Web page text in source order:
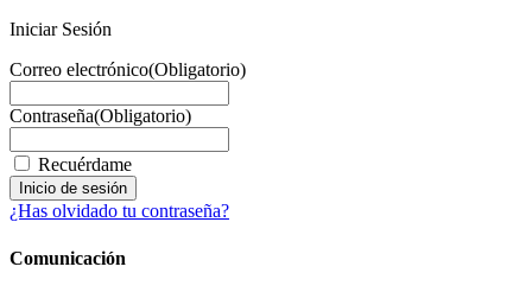
Iniciar Sesión
Correo electrónico(Obligatorio)
Contraseña(Obligatorio)
Recuérdame
¿Has olvidado tu contraseña?
Comunicación